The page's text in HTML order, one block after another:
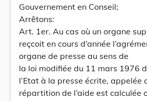
Gouvernement en Conseil;
Arrêtons:
Art. 1er. Au cas où un organe
reçcoit en cours d’année
organe de presse au sens de
la loi modifiée du 11 mars 1976
l’Etat à la presse écrite, appelée
répartition de l’aide est calculée